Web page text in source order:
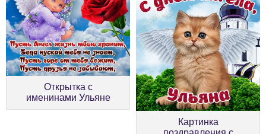
Открытка с
именинами Ульяне
Картинка